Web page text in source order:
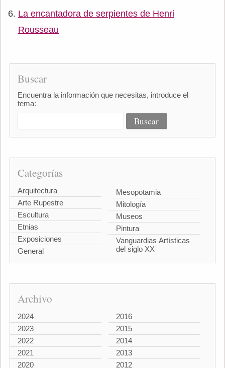
La encantadora de serpientes de Henri
Rousseau
Buscar
Encuentra la información que necesitas, introduce el
tema:
Categorías
Arquitectura
Arte Rupestre
Escultura
Etnias
Exposiciones
General
Mesopotamia
Mitología
Museos
Pintura
Vanguardias Artísticas
del siglo XX
Archivo
2024
2023
2022
2021
2020
2016
2015
2014
2013
2012